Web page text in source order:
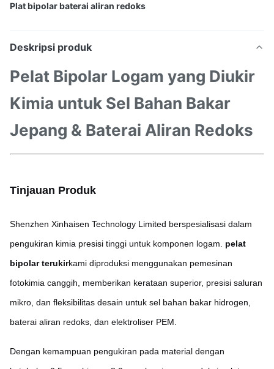
Plat bipolar baterai aliran redoks
Deskripsi produk
Pelat Bipolar Logam yang Diukir
Kimia untuk Sel Bahan Bakar
Jepang & Baterai Aliran Redoks
Tinjauan Produk
Shenzhen Xinhaisen Technology Limited berspesialisasi dalam
pengukiran kimia presisi tinggi untuk komponen logam. pelat
bipolar terukirkami diproduksi menggunakan pemesinan
fotokimia canggih, memberikan kerataan superior, presisi saluran
mikro, dan fleksibilitas desain untuk sel bahan bakar hidrogen,
baterai aliran redoks, dan elektroliser PEM.
Dengan kemampuan pengukiran pada material dengan